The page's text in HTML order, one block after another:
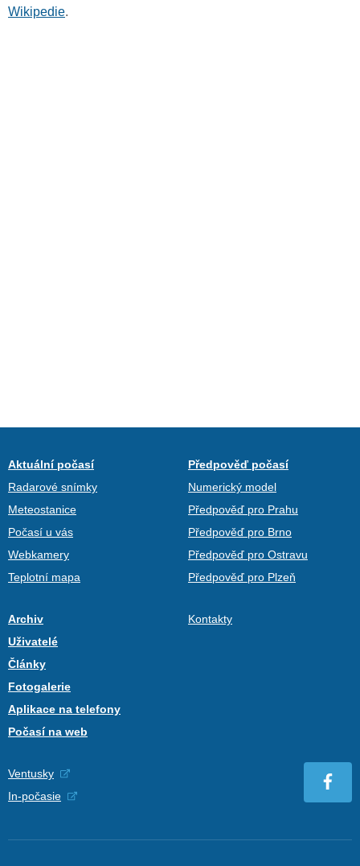
Wikipedie.
Aktuální počasí
Radarové snímky
Meteostanice
Počasí u vás
Webkamery
Teplotní mapa
Předpověď počasí
Numerický model
Předpověď pro Prahu
Předpověď pro Brno
Předpověď pro Ostravu
Předpověď pro Plzeň
Archiv
Uživatelé
Články
Fotogalerie
Aplikace na telefony
Počasí na web
Kontakty
Ventusky
In-počasie